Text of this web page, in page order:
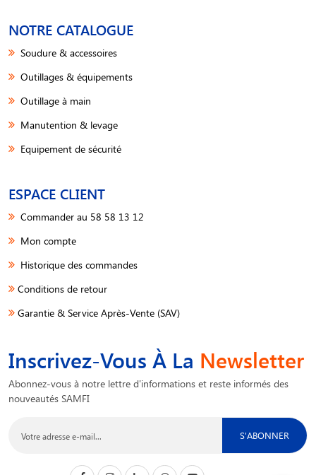
NOTRE CATALOGUE
Soudure & accessoires
Outillages & équipements
Outillage à main
Manutention & levage
Equipement de sécurité
ESPACE CLIENT
Commander au 58 58 13 12
Mon compte
Historique des commandes
Conditions de retour
Garantie & Service Après-Vente (SAV)
Inscrivez-Vous À La Newsletter
Abonnez-vous à notre lettre d'informations et reste informés des
nouveautés SAMFI
S'ABONNER